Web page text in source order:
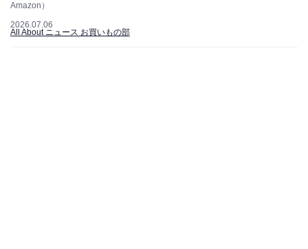
Amazon）
2026.07.06
All About ニュース お買いもの部